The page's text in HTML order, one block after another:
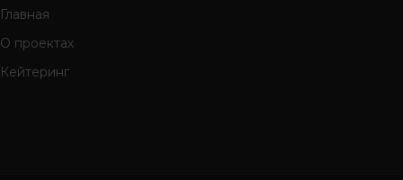
Главная
О проектах
Кейтеринг